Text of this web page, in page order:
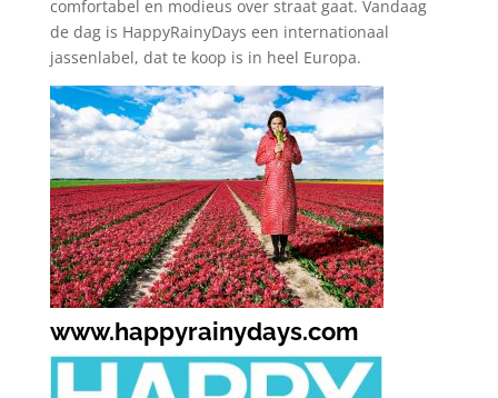
comfortabel en modieus over straat gaat. Vandaag
de dag is HappyRainyDays een internationaal
jassenlabel, dat te koop is in heel Europa.
www.happyrainydays.com